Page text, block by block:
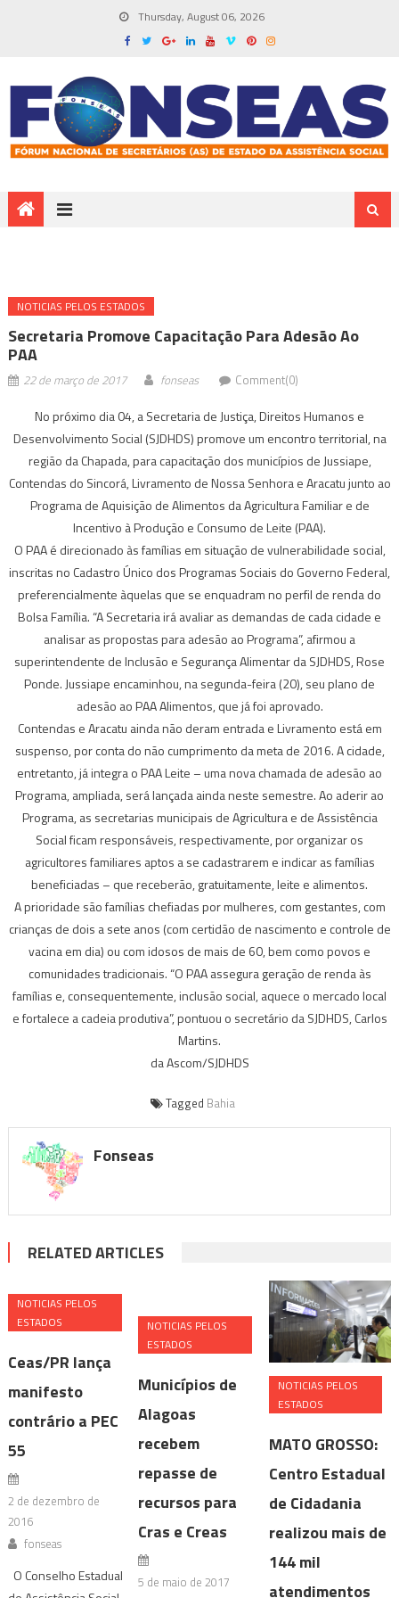
Thursday, August 06, 2026
NOTICIAS PELOS ESTADOS
Secretaria Promove Capacitação Para Adesão Ao
PAA
22 de março de 2017 fonseas Comment(0)
No próximo dia 04, a Secretaria de Justiça, Direitos Humanos e
Desenvolvimento Social (SJDHDS) promove um encontro territorial, na
região da Chapada, para capacitação dos municípios de Jussiape,
Contendas do Sincorá, Livramento de Nossa Senhora e Aracatu junto ao
Programa de Aquisição de Alimentos da Agricultura Familiar e de
Incentivo à Produção e Consumo de Leite (PAA).
O PAA é direcionado às famílias em situação de vulnerabilidade social,
inscritas no Cadastro Único dos Programas Sociais do Governo Federal,
preferencialmente àquelas que se enquadram no perfil de renda do
Bolsa Família. “A Secretaria irá avaliar as demandas de cada cidade e
analisar as propostas para adesão ao Programa”, afirmou a
superintendente de Inclusão e Segurança Alimentar da SJDHDS, Rose
Ponde. Jussiape encaminhou, na segunda-feira (20), seu plano de
adesão ao PAA Alimentos, que já foi aprovado.
Contendas e Aracatu ainda não deram entrada e Livramento está em
suspenso, por conta do não cumprimento da meta de 2016. A cidade,
entretanto, já integra o PAA Leite – uma nova chamada de adesão ao
Programa, ampliada, será lançada ainda neste semestre. Ao aderir ao
Programa, as secretarias municipais de Agricultura e de Assistência
Social ficam responsáveis, respectivamente, por organizar os
agricultores familiares aptos a se cadastrarem e indicar as famílias
beneficiadas – que receberão, gratuitamente, leite e alimentos.
A prioridade são famílias chefiadas por mulheres, com gestantes, com
crianças de dois a sete anos (com certidão de nascimento e controle de
vacina em dia) ou com idosos de mais de 60, bem como povos e
comunidades tradicionais. “O PAA assegura geração de renda às
famílias e, consequentemente, inclusão social, aquece o mercado local
e fortalece a cadeia produtiva”, pontuou o secretário da SJDHDS, Carlos
Martins.
da Ascom/SJDHDS
Tagged Bahia
Fonseas
RELATED ARTICLES
NOTICIAS PELOS
ESTADOS
Ceas/PR lança
manifesto
contrário a PEC
55
2 de dezembro de
2016
fonseas
O Conselho Estadual
NOTICIAS PELOS
ESTADOS
Municípios de
Alagoas
recebem
repasse de
recursos para
Cras e Creas
5 de maio de 2017
NOTICIAS PELOS
ESTADOS
MATO GROSSO:
Centro Estadual
de Cidadania
realizou mais de
144 mil
atendimentos